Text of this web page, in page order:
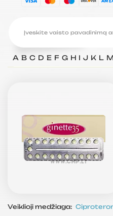
A B C D E F G H I J K L
Veiklioji medžiaga: